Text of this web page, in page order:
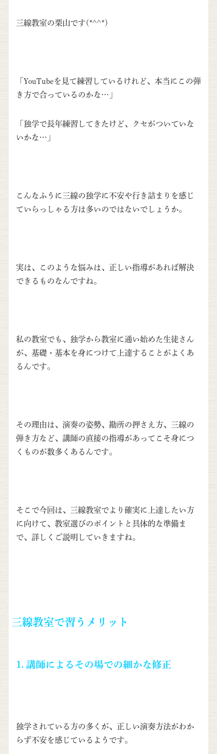
三線教室の栗山です(*^^*)
「YouTubeを見て練習しているけれど、本当にこの弾
き方で合っているのかな…」
「独学で長年練習してきたけど、クセがついていな
いかな…」
こんなふうに三線の独学に不安や行き詰まりを感じ
ていらっしゃる方は多いのではないでしょうか。
実は、このような悩みは、正しい指導があれば解決
できるものなんですね。
私の教室でも、独学から教室に通い始めた生徒さん
が、基礎・基本を身につけて上達することがよくあ
るんです。
その理由は、演奏の姿勢、勘所の押さえ方、三線の
弾き方など、講師の直接の指導があってこそ身につ
くものが数多くあるんです。
そこで今回は、三線教室でより確実に上達したい方
に向けて、教室選びのポイントと具体的な準備ま
で、詳しくご説明していきますね。
三線教室で習うメリット
1. 講師によるその場での細かな修正
独学されている方の多くが、正しい演奏方法がわか
らず不安を感じているようです。